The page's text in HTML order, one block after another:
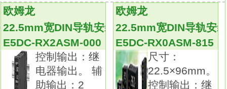
远程SP：4～20mA输入。
通信：RS-232C。
通用温控器新增高性能（高分辨率、高速、高
精度输入）型产品E5DC-RX0DSM-815
支持简易运算、预防维护。
采用可通过红外线端口从前面进行通信的新型
欧姆龙
22.5mm宽DIN导轨安装型温控器
E5DC-RX2ASM-000
控制输出：继
电器输出。 辅
助输出：2
欧姆龙
22.5mm宽DIN导轨安
E5DC-RX0ASM-815
尺寸：
22.5×96mm。
控制输出：继